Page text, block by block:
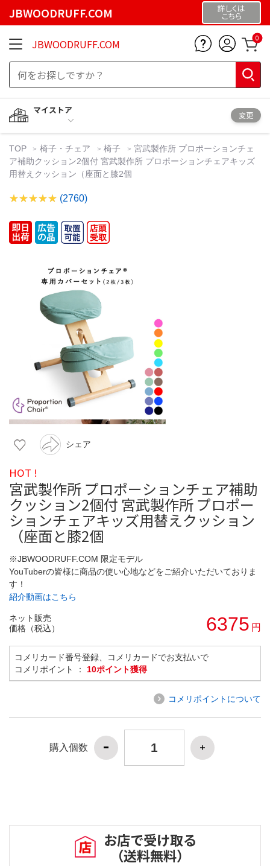
JBWOODRUFF.COM 詳しくは
こちら
JBWOODRUFF.COM 0
マイストア
変更
TOP 椅子・チェア 椅子
宮武製作所 プロポーションチェ
ア補助クッション2個付 宮武製作所 プロポーションチェアキッズ
用替えクッション（座面と膝2個
(2760)
シェア
HOT !
宮武製作所 プロポーションチェア補助
クッション2個付 宮武製作所 プロポー
ションチェアキッズ用替えクッション
（座面と膝2個
※JBWOODRUFF.COM 限定モデル
YouTuberの皆様に商品の使い心地などをご紹介いただいておりま
す！
紹介動画はこちら
ネット販売
価格（税込）
6375 円
コメリカード番号登録、コメリカードでお支払いで
コメリポイント ： 10ポイント獲得
コメリポイントについて
購入個数
お店で受け取る
（送料無料）